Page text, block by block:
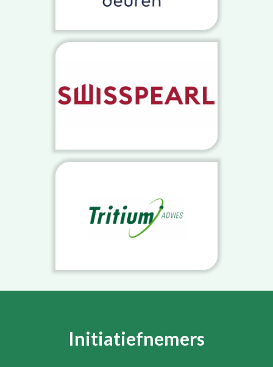
Initiatiefnemers